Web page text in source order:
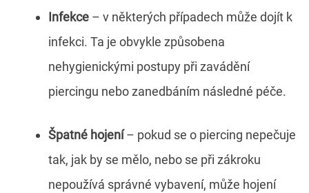
Infekce – v některých případech může dojít k
infekci. Ta je obvykle způsobena
nehygienickými postupy při zavádění
piercingu nebo zanedbáním následné péče.
Špatné hojení– pokud se o piercing nepečuje
tak, jak by se mělo, nebo se při zákroku
nepoužívá správné vybavení, může hojení